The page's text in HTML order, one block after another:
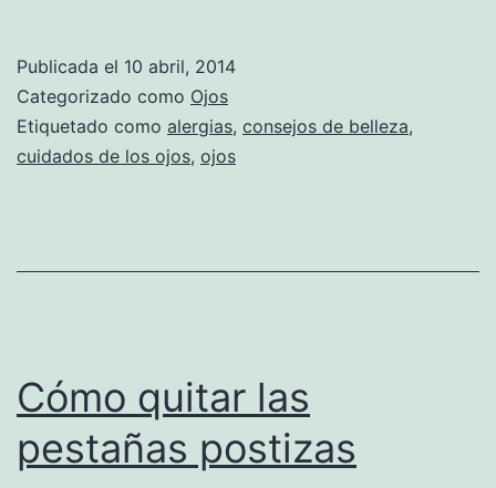
Publicada el 10 abril, 2014
Categorizado como Ojos
Etiquetado como alergias, consejos de belleza,
cuidados de los ojos, ojos
Cómo quitar las
pestañas postizas